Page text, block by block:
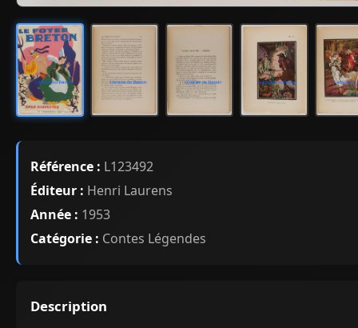
Référence : L123492
Éditeur : Henri Laurens
Année : 1953
Catégorie : Contes Légendes
Description